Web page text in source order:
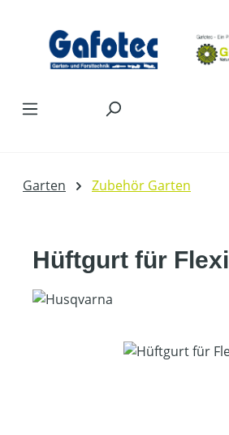
Garten Zubehör Garten
Hüftgurt für Flexi
Bildergalerie überspringen